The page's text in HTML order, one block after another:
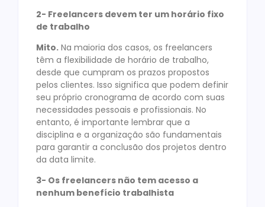
2- Freelancers devem ter um horário fixo
de trabalho
Mito. Na maioria dos casos, os freelancers
têm a flexibilidade de horário de trabalho,
desde que cumpram os prazos propostos
pelos clientes. Isso significa que podem definir
seu próprio cronograma de acordo com suas
necessidades pessoais e profissionais. No
entanto, é importante lembrar que a
disciplina e a organização são fundamentais
para garantir a conclusão dos projetos dentro
da data limite.
3- Os freelancers não tem acesso a
nenhum benefício trabalhista